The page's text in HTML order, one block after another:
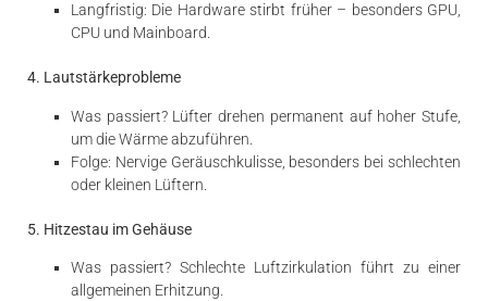
Langfristig: Die Hardware stirbt früher – besonders GPU,
CPU und Mainboard.
4. Lautstärkeprobleme
Was passiert? Lüfter drehen permanent auf hoher Stufe,
um die Wärme abzuführen.
Folge: Nervige Geräuschkulisse, besonders bei schlechten
oder kleinen Lüftern.
5. Hitzestau im Gehäuse
Was passiert? Schlechte Luftzirkulation führt zu einer
allgemeinen Erhitzung.